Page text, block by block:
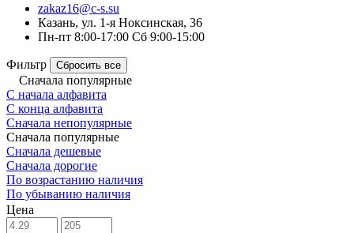
zakaz16@c-s.su
Казань, ул. 1-я Ноксинская, 36
Пн-пт 8:00-17:00 Сб 9:00-15:00
Фильтр Сбросить все
Сначала популярные
С начала алфавита
С конца алфавита
Сначала непопулярные
Сначала популярные
Сначала дешевые
Сначала дорогие
По возрастанию наличия
По убыванию наличия
Цена